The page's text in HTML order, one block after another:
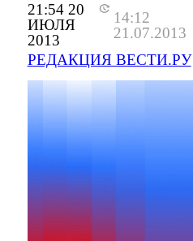
21:54 20
ИЮЛЯ
2013
14:12
21.07.2013
РЕДАКЦИЯ ВЕСТИ.РУ